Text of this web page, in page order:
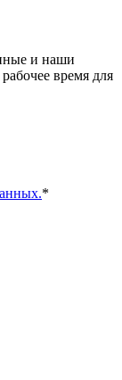
и наши
время для
*